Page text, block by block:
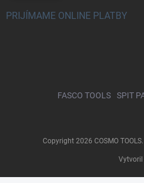
PRIJÍMAME ONLINE PLATBY
FASCO TOOLS SPIT
Copyright 2026 COSMO TOOLS